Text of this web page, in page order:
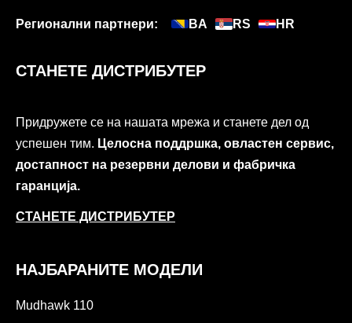
Регионални партнери: BA RS HR
СТАНЕТЕ ДИСТРИБУТЕР
Придружете се на нашата мрежа и станете дел од
успешен тим. Целосна поддршка, овластен сервис,
достапност на резервни делови и фабричка
гаранција.
СТАНЕТЕ ДИСТРИБУТЕР
НАЈБАРАНИТЕ МОДЕЛИ
Mudhawk 110